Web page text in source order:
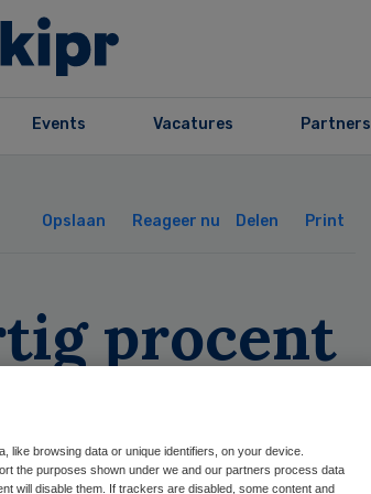
Events Vacatures Partners
Opslaan Reageer nu Delen Print
procent
like browsing data or unique identifiers, on your device.
the purposes shown under we and our partners process data
will disable them. If trackers are disabled, some content and